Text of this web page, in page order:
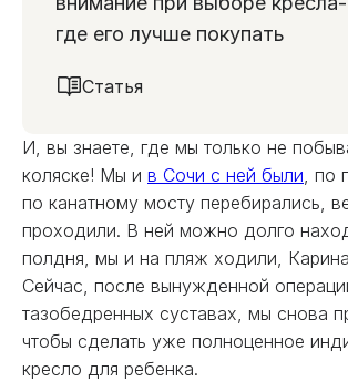
где его лучше покупать
Статья
И, вы знаете, где мы только не
коляске! Мы и в Сочи с ней были, по
по канатному мосту перебирались,
проходили. В ней можно долго
полдня, мы и на пляж ходили,
Сейчас, после вынужденной
тазобедренных суставах, мы снова
чтобы сделать уже полноценное
кресло для ребенка.